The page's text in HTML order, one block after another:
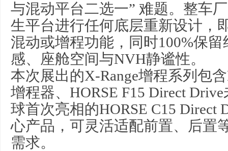
与混动平台二选一” 难题。整车
生平台进行任何底层重新设计，
混动或增程功能，同时100%保
感、座舱空间与NVH静谧性。
本次展出的X-Range增程系列包
增程器、HORSE F15 Direct
球首次亮相的HORSE C15 Direct
心产品，可灵活适配前置、后置
需求。